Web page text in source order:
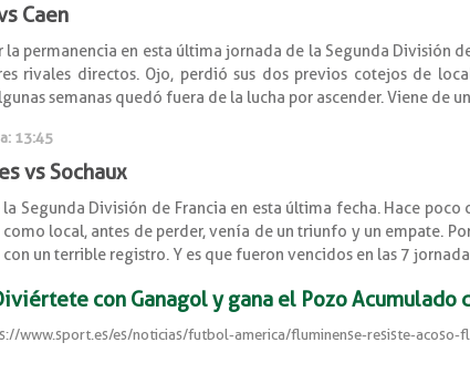
Caen
la permanencia en esta última jornada de la Segunda División
rivales directos. Ojo, perdió sus dos previos cotejos de
semanas quedó fuera de la lucha por ascender. Viene de
13:45
vs Sochaux
la Segunda División de Francia en esta última fecha. Hace
local, antes de perder, venía de un triunfo y un empate.
un terrible registro. Y es que fueron vencidos en las 7
con Ganagol y gana el Pozo Acumulado
www.sport.es/es/noticias/futbol-america/fluminense-resiste-acoso-